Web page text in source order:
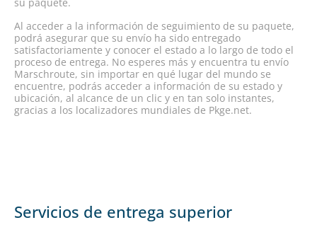
Servicios de entrega superior
Al acceder a la información de seguimiento de su paquete,
podrá asegurar que su envío ha sido entregado
satisfactoriamente y conocer el estado a lo largo de todo el
proceso de entrega. No esperes más y encuentra tu envío
Marschroute, sin importar en qué lugar del mundo se
encuentre, podrás acceder a información de su estado y
ubicación, al alcance de un clic y en tan solo instantes,
gracias a los localizadores mundiales de Pkge.net.